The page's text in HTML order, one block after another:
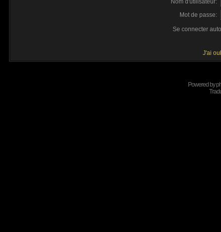
Nom d'utilisateur:
Mot de passe:
Se connecter
J'ai
Powered by